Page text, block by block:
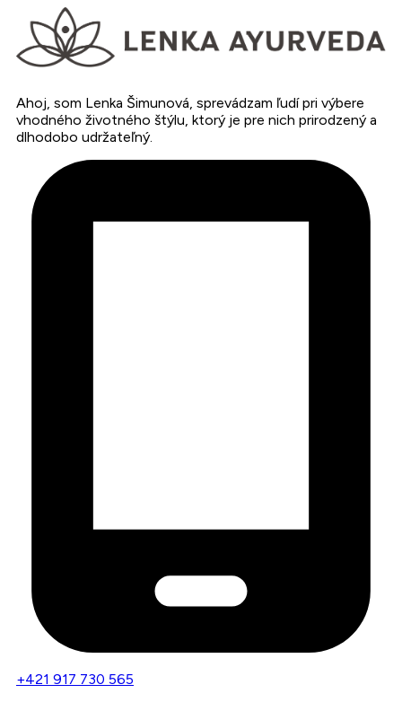
Ahoj, som Lenka Šimunová, sprevádzam ľudí pri výbere
vhodného životného štýlu, ktorý je pre nich prirodzený a
dlhodobo udržateľný.
+421 917 730 565